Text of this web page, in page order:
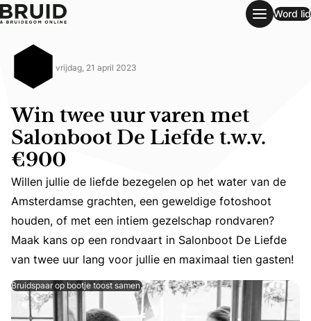
Win twee uur varen met Salonboot De Liefde t.w.v. €900
Word lid
vrijdag, 21 april 2023
Win twee uur varen met
Salonboot De Liefde t.w.v.
€900
Willen jullie de liefde bezegelen op het water van de
Willen jullie de liefde bezegelen op het water van de
Amsterdamse grachten, een geweldige fotoshoot
houden, of met een intiem gezelschap rondvaren?
Maak kans op een rondvaart in Salonboot De Liefde
van twee uur lang voor jullie en maximaal tien gasten!
Bruidspaar op bootje toost samen.